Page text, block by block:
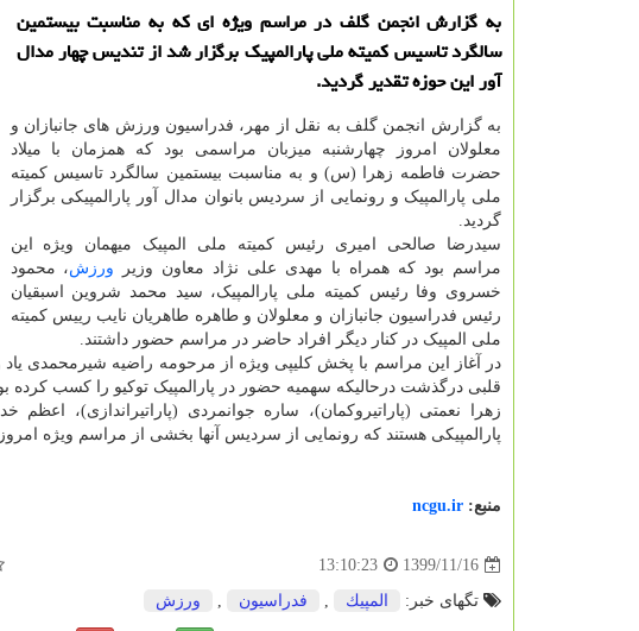
به گزارش انجمن گلف در مراسم ویژه ای که به مناسبت بیستمین
سالگرد تاسیس کمیته ملی پارالمپیک برگزار شد از تندیس چهار مدال
آور این حوزه تقدیر گردید.
به گزارش انجمن گلف به نقل از مهر، فدراسیون ورزش های جانبازان و
معلولان امروز چهارشنبه میزبان مراسمی بود که همزمان با میلاد
حضرت فاطمه زهرا (س) و به مناسبت بیستمین سالگرد تاسیس کمیته
ملی پارالمپیک و رونمایی از سردیس بانوان مدال آور پارالمپیکی برگزار
گردید.
سیدرضا صالحی امیری رئیس کمیته ملی المپیک میهمان ویژه این
مراسم بود که همراه با مهدی علی نژاد معاون وزیر ورزش، محمود
خسروی وفا رئیس کمیته ملی پارالمپیک، سید محمد شروین اسبقیان
رئیس فدراسیون جانبازان و معلولان و طاهره طاهریان نایب رییس کمیته
ملی المپیک در کنار دیگر افراد حاضر در مراسم حضور داشتند.
در آغاز این مراسم با پخش کلیپی ویژه از مرحومه راضیه شیرمحمدی
قلبی درگذشت درحالیکه سهمیه حضور در پارالمپیک توکیو را کسب کرده
زهرا نعمتی (پاراتیروکمان)، ساره جوانمردی (پاراتیراندازی)، اعظم
پارالمپیکی هستند که رونمایی از سردیس آنها بخشی از مراسم ویژه امروز
منبع: ncgu.ir
1399/11/16
13:10:23
تگهای خبر: المپیك , فدراسیون , ورزش